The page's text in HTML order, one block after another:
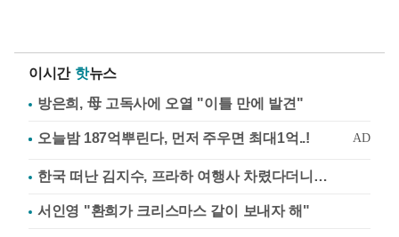
이시간 핫뉴스
방은희, 母 고독사에 오열 "이틀 만에 발견"
한국 떠난 김지수, 프라하 여행사 차렸다더니…
서인영 "환희가 크리스마스 같이 보내자 해"